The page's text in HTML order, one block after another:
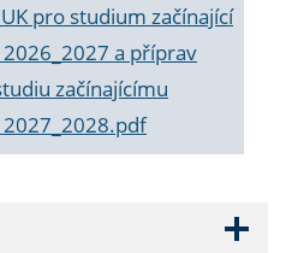
pro studium začínající
a příprav
začínajícímu